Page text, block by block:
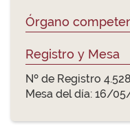
Órgano
Registro y Mesa
Nº de Registro
Mesa del día: 16/